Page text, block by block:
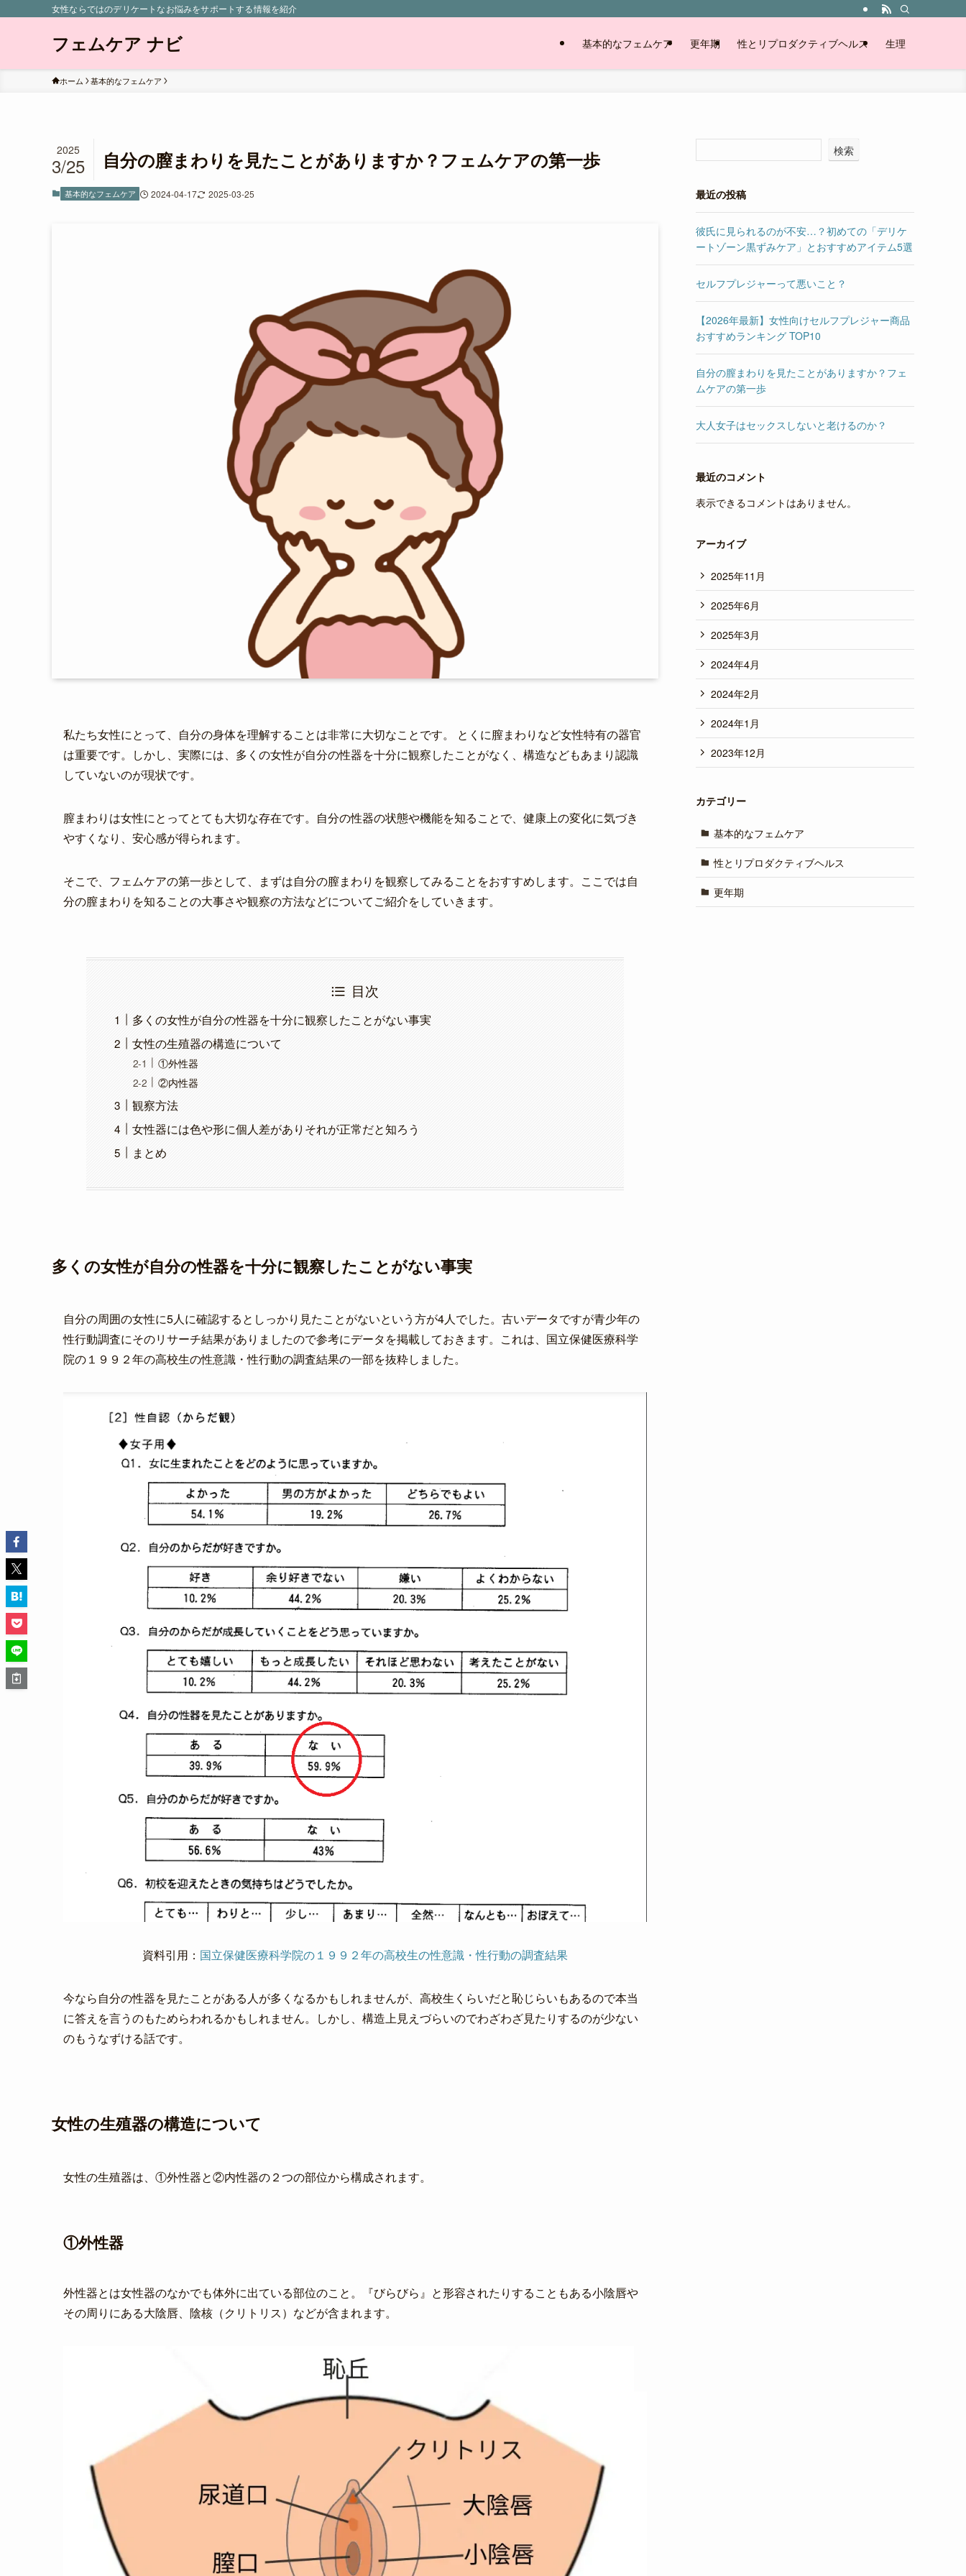
女性ならではのデリケートなお悩みをサポートする情報を紹介
フェムケア ナビ 基本的なフェムケア 更年期 性とリプロダクティブヘルス 生理
ホーム 基本的なフェムケア
自分の膣まわりを見たことがありますか？フェムケアの第一歩
2025
3/25
基本的なフェムケア 2024-04-17 2025-03-25
私たち女性にとって、自分の身体を理解することは非常に大切なことです。 とくに膣まわりなど女性特有の器官
は重要です。しかし、実際には、多くの女性が自分の性器を十分に観察したことがなく、構造などもあまり認識
していないのが現状です。
膣まわりは女性にとってとても大切な存在です。自分の性器の状態や機能を知ることで、健康上の変化に気づき
やすくなり、安心感が得られます。
そこで、フェムケアの第一歩として、まずは自分の膣まわりを観察してみることをおすすめします。ここでは自
分の膣まわりを知ることの大事さや観察の方法などについてご紹介をしていきます。
目次
多くの女性が自分の性器を十分に観察したことがない事実
女性の生殖器の構造について
①外性器
②内性器
観察方法
女性器には色や形に個人差がありそれが正常だと知ろう
まとめ
多くの女性が自分の性器を十分に観察したことがない事実
自分の周囲の女性に5人に確認するとしっかり見たことがないという方が4人でした。古いデータですが青少年の
性行動調査にそのリサーチ結果がありましたので参考にデータを掲載しておきます。これは、国立保健医療科学
院の１９９２年の高校生の性意識・性行動の調査結果の一部を抜粋しました。
資料引用： 国立保健医療科学院の１９９２年の高校生の性意識・性行動の調査結果
今なら自分の性器を見たことがある人が多くなるかもしれませんが、高校生くらいだと恥じらいもあるので本当
に答えを言うのもためらわれるかもしれません。しかし、構造上見えづらいのでわざわざ見たりするのが少ない
のもうなずける話です。
女性の生殖器の構造について
女性の生殖器は、①外性器と②内性器の２つの部位から構成されます。
①外性器
外性器とは女性器のなかでも体外に出ている部位のこと。『びらびら』と形容されたりすることもある小陰唇や
その周りにある大陰唇、陰核（クリトリス）などが含まれます。
検索
最近の投稿
彼氏に見られるのが不安…？初めての「デリケ
ートゾーン黒ずみケア」とおすすめアイテム5選
セルフプレジャーって悪いこと？
【2026年最新】女性向けセルフプレジャー商品
おすすめランキング TOP10
自分の膣まわりを見たことがありますか？フェ
ムケアの第一歩
大人女子はセックスしないと老けるのか？
最近のコメント
表示できるコメントはありません。
アーカイブ
2025年11月
2025年6月
2025年3月
2024年4月
2024年2月
2024年1月
2023年12月
カテゴリー
基本的なフェムケア
性とリプロダクティブヘルス
更年期